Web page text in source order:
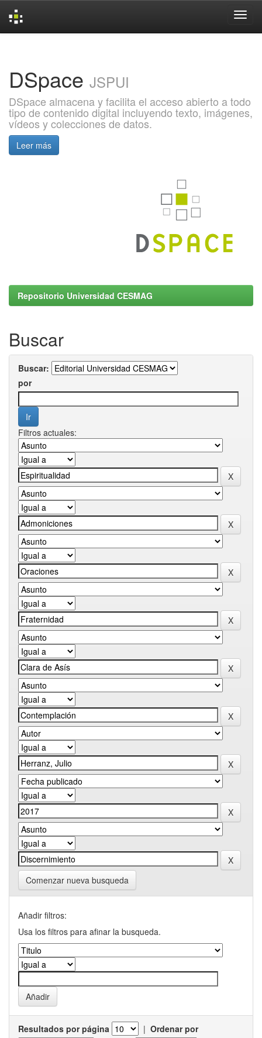
DSpace JSPUI
DSpace almacena y facilita el acceso abierto a todo
tipo de contenido digital incluyendo texto, imágenes,
vídeos y colecciones de datos.
Leer más
Repositorio Universidad CESMAG
Buscar
Buscar:
por
Filtros actuales:
Comenzar nueva busqueda
Añadir filtros:
Usa los filtros para afinar la busqueda.
Resultados por página | Ordenar por